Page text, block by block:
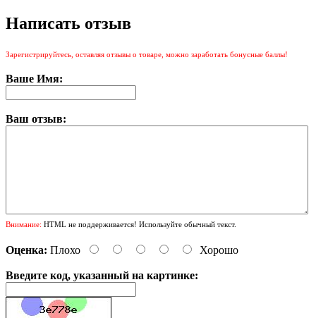
Написать отзыв
Зарегистрируйтесь, оставляя отзывы о товаре, можно заработать бонусные баллы!
Ваше Имя:
Ваш отзыв:
Внимание: HTML не поддерживается! Используйте обычный текст.
Оценка: Плохо Хорошо
Введите код, указанный на картинке: